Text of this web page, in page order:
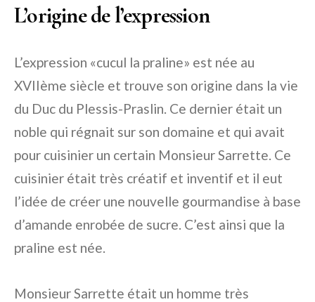
L’origine de l’expression
L’expression «cucul la praline» est née au
XVIIème siècle et trouve son origine dans la vie
du Duc du Plessis-Praslin. Ce dernier était un
noble qui régnait sur son domaine et qui avait
pour cuisinier un certain Monsieur Sarrette. Ce
cuisinier était très créatif et inventif et il eut
l’idée de créer une nouvelle gourmandise à base
d’amande enrobée de sucre. C’est ainsi que la
praline est née.
Monsieur Sarrette était un homme très